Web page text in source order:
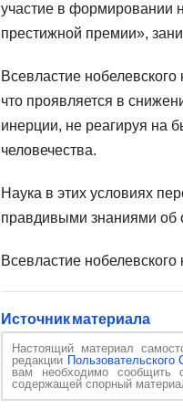
участие в формировании
престижной премии»,
Всевластие нобелевского
что проявляется в
инерции, не реагируя на
человечества.
Наука в этих условиях
правдивыми знаниями
Всевластие
Источник материала
Настоящий материал
редакции Пользовательского
вам необходимо сообщить
содержащей спорный